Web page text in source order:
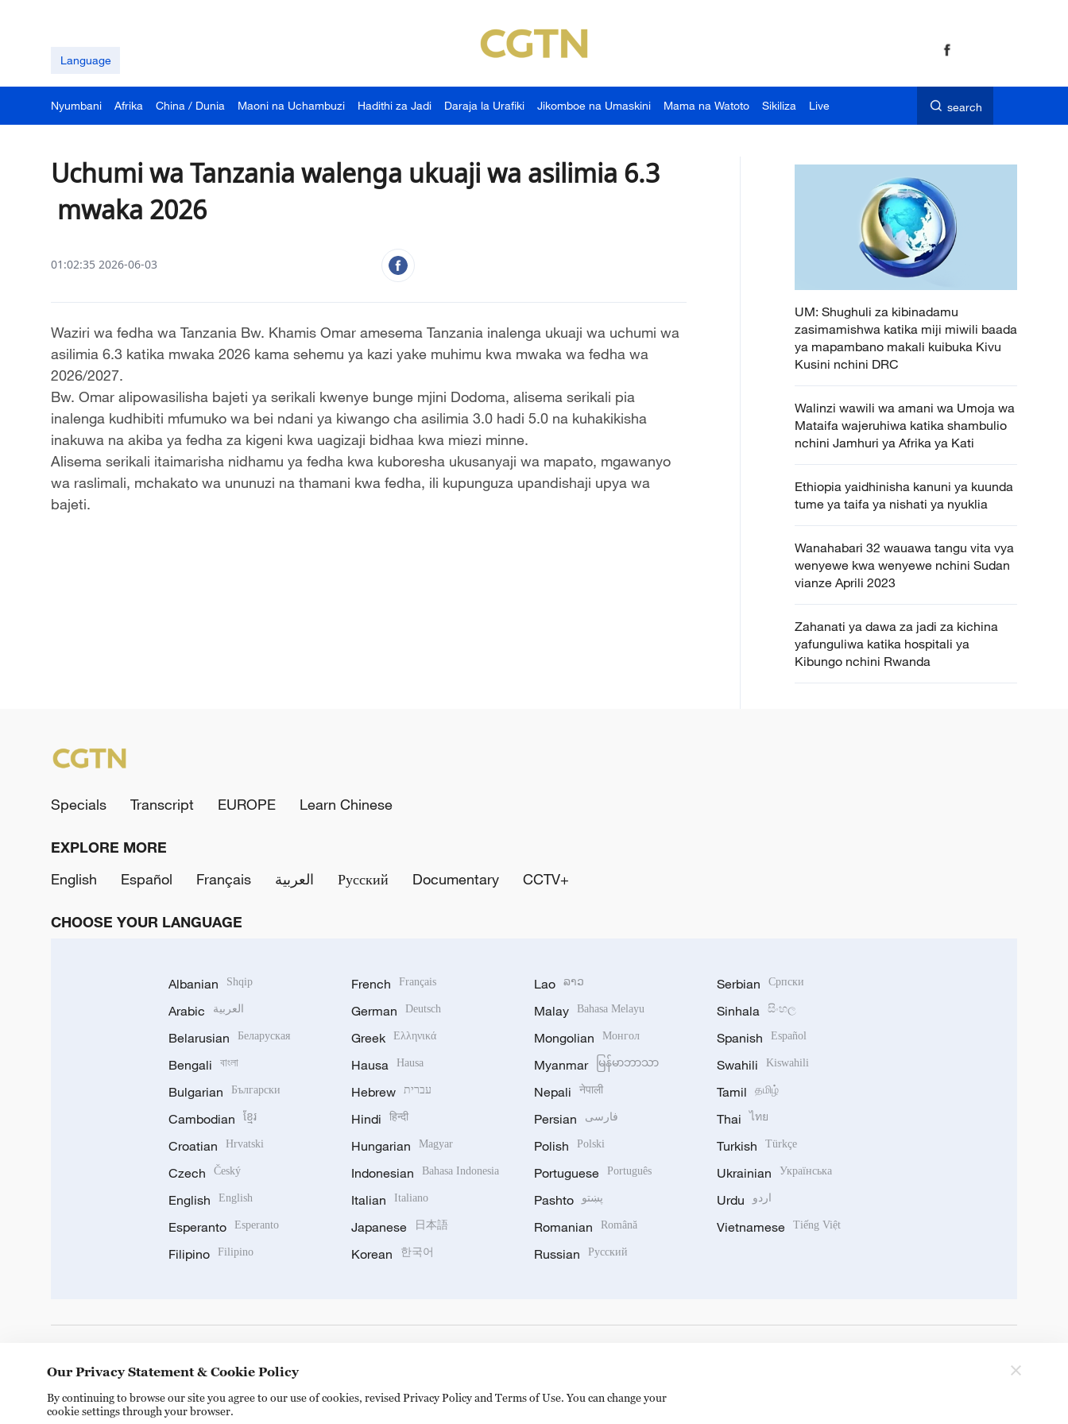
Language
Nyumbani Afrika China / Dunia Maoni na Uchambuzi Hadithi za Jadi Daraja la Urafiki Jikomboe na Umaskini Mama na Watoto Sikiliza Live search
Uchumi wa Tanzania walenga ukuaji wa asilimia 6.3
mwaka 2026
01:02:35 2026-06-03
Waziri wa fedha wa Tanzania Bw. Khamis Omar amesema Tanzania inalenga ukuaji wa uchumi wa
asilimia 6.3 katika mwaka 2026 kama sehemu ya kazi yake muhimu kwa mwaka wa fedha wa
2026/2027.
Bw. Omar alipowasilisha bajeti ya serikali kwenye bunge mjini Dodoma, alisema serikali pia
inalenga kudhibiti mfumuko wa bei ndani ya kiwango cha asilimia 3.0 hadi 5.0 na kuhakikisha
inakuwa na akiba ya fedha za kigeni kwa uagizaji bidhaa kwa miezi minne.
Alisema serikali itaimarisha nidhamu ya fedha kwa kuboresha ukusanyaji wa mapato, mgawanyo
wa raslimali, mchakato wa ununuzi na thamani kwa fedha, ili kupunguza upandishaji upya wa
bajeti.
UM: Shughuli za kibinadamu
zasimamishwa katika miji miwili baada
ya mapambano makali kuibuka Kivu
Kusini nchini DRC
Walinzi wawili wa amani wa Umoja wa
Mataifa wajeruhiwa katika shambulio
nchini Jamhuri ya Afrika ya Kati
Ethiopia yaidhinisha kanuni ya kuunda
tume ya taifa ya nishati ya nyuklia
Wanahabari 32 wauawa tangu vita vya
wenyewe kwa wenyewe nchini Sudan
vianze Aprili 2023
Zahanati ya dawa za jadi za kichina
yafunguliwa katika hospitali ya
Kibungo nchini Rwanda
Specials Transcript EUROPE Learn Chinese
EXPLORE MORE
English
Español Français العربية Русский Documentary CCTV+
CHOOSE YOUR LANGUAGE
Albanian Shqip
Arabic العربية
Belarusian Беларуская
Bengali বাংলা
Bulgarian Български
Cambodian ខ្មែរ
Croatian Hrvatski
Czech Český
English English
Esperanto Esperanto
Filipino Filipino
French Français
German Deutsch
Greek Ελληνικά
Hausa Hausa
Hebrew עברית
Hindi हिन्दी
Hungarian Magyar
Indonesian Bahasa Indonesia
Italian Italiano
Japanese 日本語
Korean 한국어
Lao ລາວ
Malay Bahasa Melayu
Mongolian Монгол
Myanmar မြန်မာဘာသာ
Nepali नेपाली
Persian فارسی
Polish Polski
Portuguese Português
Pashto پښتو
Romanian Română
Russian Русский
Serbian Српски
Sinhala සිංහල
Spanish Español
Swahili Kiswahili
Tamil தமிழ்
Thai ไทย
Turkish Türkçe
Ukrainian Українська
Urdu اردو
Vietnamese Tiếng Việt
Our Privacy Statement & Cookie Policy
By continuing to browse our site you agree to our use of cookies, revised Privacy Policy and Terms of Use. You can change your
cookie settings through your browser.